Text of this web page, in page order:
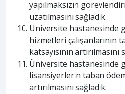
yapılmaksızın
uzatılmasını sağladık.
Üniversite hastanesinde
hizmetleri çalışanlarının
katsayısının artırılmasını
Üniversite hastanesinde
lisansiyerlerin taban
artırılmasını sağladık.